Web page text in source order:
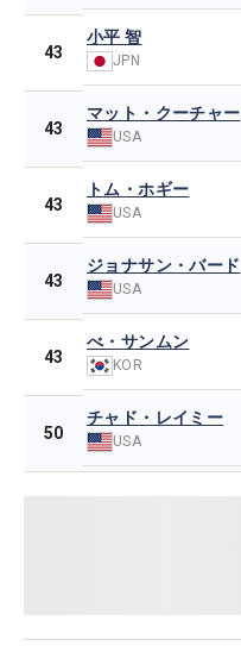
43
小平 智
JPN
43
マット・クーチャー
USA
43
トム・ホギー
USA
43
ジョナサン・バード
USA
43
べ・サンムン
KOR
50
チャド・レイミー
USA